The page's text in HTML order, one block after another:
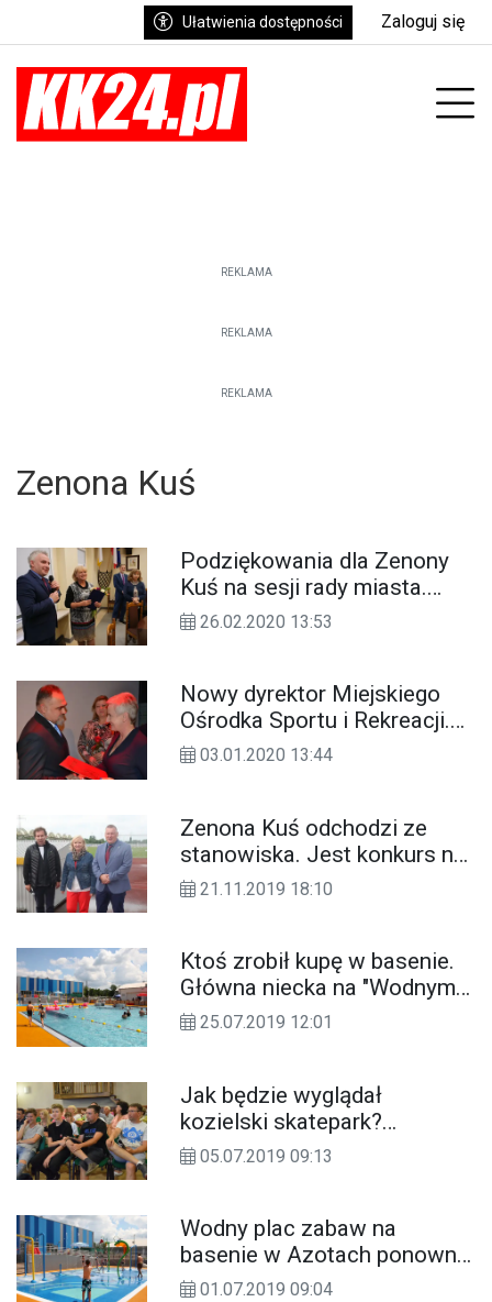
Ułatwienia dostępności Zaloguj się
REKLAMA
REKLAMA
REKLAMA
Zenona Kuś
Podziękowania dla Zenony
Kuś na sesji rady miasta.
Dyrektor MOSiR przeszła na
26.02.2020 13:53
Nowy dyrektor Miejskiego
Ośrodka Sportu i Rekreacji.
Urząd miasta rozstrzygnął
03.01.2020 13:44
Zenona Kuś odchodzi ze
stanowiska. Jest konkurs na
dyrektora Miejskiego
21.11.2019 18:10
Ktoś zrobił kupę w basenie.
Główna niecka na "Wodnym
oKKu" wyłączona z
25.07.2019 12:01
Jak będzie wyglądał
kozielski skatepark?
Mieszkańcy i przyszli
05.07.2019 09:13
Wodny plac zabaw na
basenie w Azotach ponownie
wyłączony z użytku
01.07.2019 09:04